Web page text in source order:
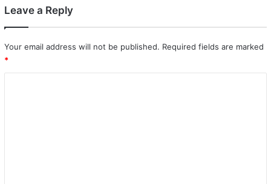
Leave a Reply
Your email address will not be published. Required fields are marked
*